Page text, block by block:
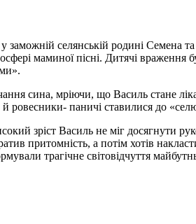
заможній селянській родині
маминої пісні. Дитячі враження
сина, мріючи, що Василь стане
й ровесники- паничі ставилися до
зріст Василь не міг досягнути
притомність, а потім хотів
трагічне світовідчуття